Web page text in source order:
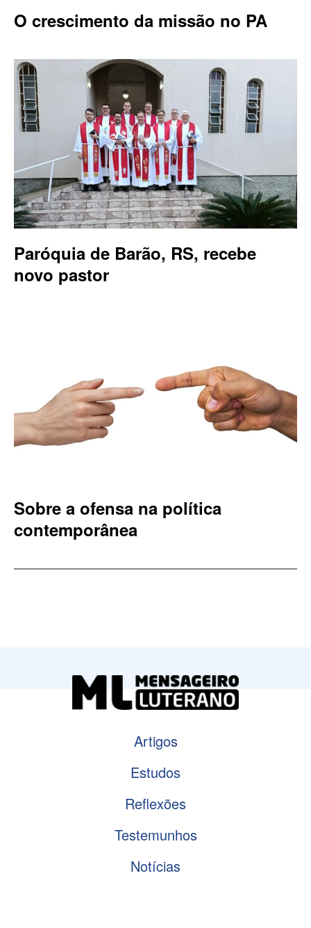
O crescimento da missão no PA
Paróquia de Barão, RS, recebe
novo pastor
Sobre a ofensa na política
contemporânea
Artigos
Estudos
Reflexões
Testemunhos
Notícias